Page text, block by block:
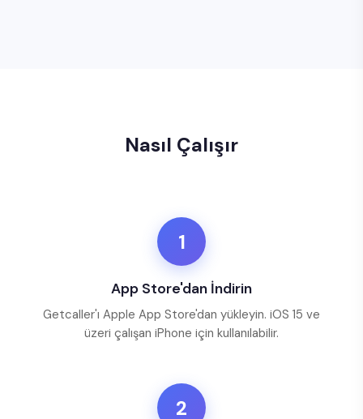
Nasıl Çalışır
1
App Store'dan İndirin
Getcaller'ı Apple App Store'dan yükleyin. iOS 15 ve
üzeri çalışan iPhone için kullanılabilir.
2